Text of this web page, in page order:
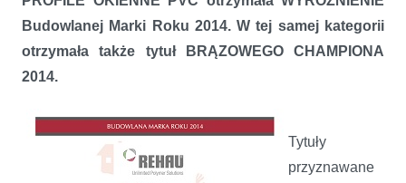
Budowlanej Marki Roku 2014. W tej samej kategorii
otrzymała także tytuł BRĄZOWEGO CHAMPIONA
2014.
Tytuły
przyznawane